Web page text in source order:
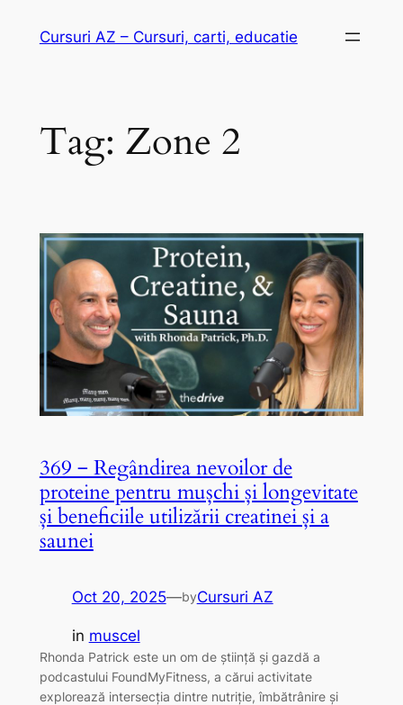
Cursuri AZ – Cursuri, carti, educatie
Tag: Zone 2
369 ‒ Regândirea nevoilor de
proteine ​​pentru mușchi și longevitate
și beneficiile utilizării creatinei și a
saunei
Oct 20, 2025—byCursuri AZ
in muscel
Rhonda Patrick este un om de știință și gazdă a
podcastului FoundMyFitness, a cărui activitate
explorează intersecția dintre nutriție, îmbătrânire și